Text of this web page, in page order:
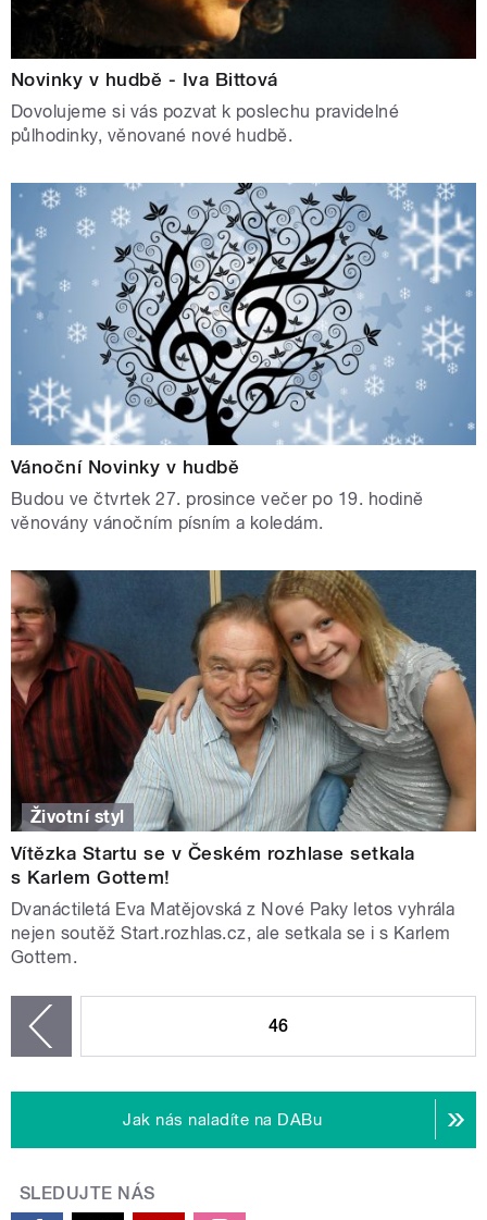
Novinky v hudbě - Iva Bittová
Dovolujeme si vás pozvat k poslechu pravidelné
půlhodinky, věnované nové hudbě.
Vánoční Novinky v hudbě
Budou ve čtvrtek 27. prosince večer po 19. hodině
věnovány vánočním písním a koledám.
Životní styl
Vítězka Startu se v Českém rozhlase setkala
s Karlem Gottem!
Dvanáctiletá Eva Matějovská z Nové Paky letos vyhrála
nejen soutěž Start.rozhlas.cz, ale setkala se i s Karlem
Gottem.
46
Jak nás naladíte na DABu
SLEDUJTE NÁS